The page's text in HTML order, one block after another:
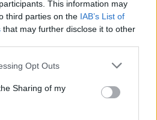
This information may
third parties on the IAB’s List of
that may further disclose it to other
Opt Outs
Sharing of my